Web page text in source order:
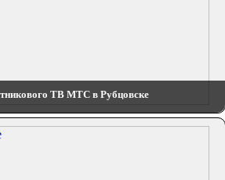
ТВ МТС в Рубцовске